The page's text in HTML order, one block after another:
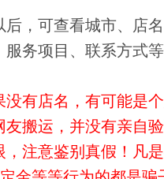
后，可查看城市、店
务项目、联系方式等
没有店名，有可能是
友搬运，并没有亲自
，注意鉴别真假！凡